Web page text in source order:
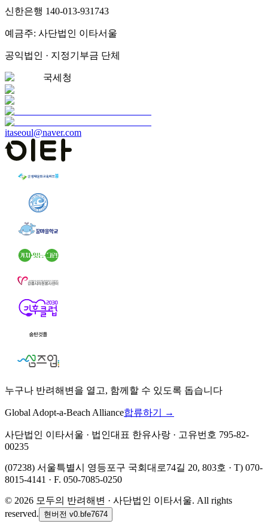
신한은행 140-013-931743
예금주: 사단법인 이타서울
공익법인 · 지정기부금 단체
국세청
itaseoul@naver.com
누구나 반려해변을 열고, 함께할 수 있도록 돕습니다
Global Adopt-a-Beach Alliance합류하기 →
사단법인 이타서울 · 법인대표 한유사랑 · 고유번호 795-82-
00235
(07238) 서울특별시 영등포구 국회대로74길 20, 803호 · T) 070-
8015-4141 · F. 050-7085-0250
© 2026 모두의 반려해변 · 사단법인 이타서울. All rights
reserved.
현버전 v0.bfe7674